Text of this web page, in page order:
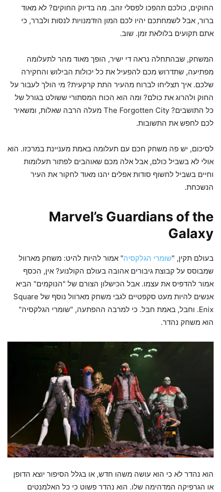
החוקים, כולכם תהפכו לפסלי זהב. מה בדיוק החוקים? לא מאוד
ברור, אבל לשמחתכם יהיו לכם המון הזדמנויות לנסות ולברר, כי
אתם תקועים בלולאת זמן. שוב.
המשחק, שבהתחלה נראה די ישיר, הופך מאוד מהר לתעלומה
מפתיעה, שתדרוש מכם להפעיל את כל יכולות הבילוש והחקירה
שלכם. איך תצליחו לברוח מהעיר התת קרקעית? מי הולך לעבור על
החוק ולהרוג את כולם? ומה הוא הכוח המסתורי ששולט בגורל של
כל התושבים? The Forgotten City מעלה הרבה שאלות, ומשאיר
לכם לחפש את התשובות.
לסיכום, יש פה משחק חכם עם תעלומה באמת מעניינת במרכזו. הוא
אולי לא בשביל כולם, אבל אלה מכם שאוהבים לפתור תעלומות
וחיים בשביל לחשוף סודות אפלים יהנו מאוד לחקור את העיר
הנשכחת.
Marvel’s Guardians of the
Galaxy
בעולם תקין, "שומרי הגלקסיה" אמור להיות להיט: משחק מארוול
שמבוסס על קבוצת גיבורים אהובה בעולם הקולנוע? אין, הכסף
אמור להדפיס את עצמו. אבל הכישלון הצורם של "הנוקמים" הביא
אנשים להיות מעט סקפטיים לגבי משחק מארוול נוסף של Square
Enix. וחבל, באמת חבל. כי למרבה ההפתעה, "שומרי הגלקסיה"
הוא משחק נהדר.
הוא נהדר לא כי הוא עושה משהו חדש, או בגלל הסיפור יוצא הדופן
או הגרפיקה המדהימה שלו. הוא נהדר פשוט כי כל האלמנטים